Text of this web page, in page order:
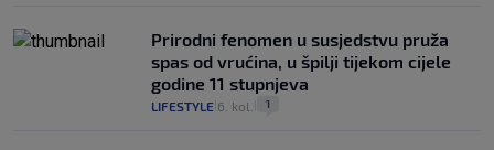
Prirodni fenomen u susjedstvu pruža
spas od vrućina, u špilji tijekom cijele
godine 11 stupnjeva
LIFESTYLE 6. kol. 1